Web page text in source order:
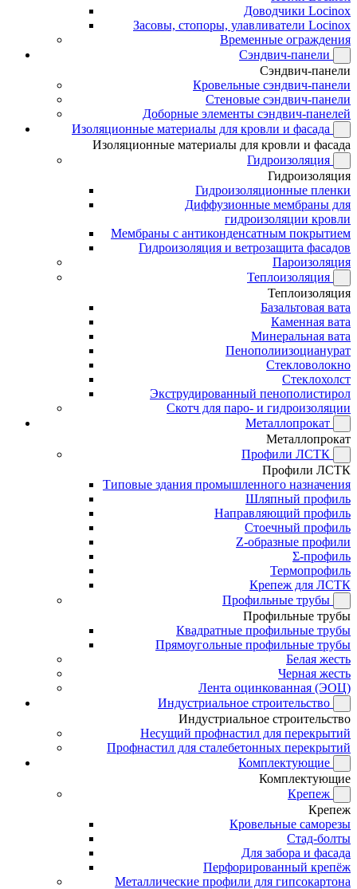
Доводчики Locinox
Засовы, стопоры, улавливатели Locinox
Временные ограждения
Сэндвич-панели
Сэндвич-панели
Кровельные сэндвич-панели
Стеновые сэндвич-панели
Доборные элементы сэндвич-панелей
Изоляционные материалы для кровли и фасада
Изоляционные материалы для кровли и фасада
Гидроизоляция
Гидроизоляция
Гидроизоляционные пленки
Диффузионные мембраны для
гидроизоляции кровли
Мембраны с антиконденсатным покрытием
Гидроизоляция и ветрозащита фасадов
Пароизоляция
Теплоизоляция
Теплоизоляция
Базальтовая вата
Каменная вата
Минеральная вата
Пенополиизоцианурат
Стекловолокно
Стеклохолст
Экструдированный пенополистирол
Скотч для паро- и гидроизоляции
Металлопрокат
Металлопрокат
Профили ЛСТК
Профили ЛСТК
Типовые здания промышленного назначения
Шляпный профиль
Направляющий профиль
Стоечный профиль
Z-образные профили
Σ-профиль
Термопрофиль
Крепеж для ЛСТК
Профильные трубы
Профильные трубы
Квадратные профильные трубы
Прямоугольные профильные трубы
Белая жесть
Черная жесть
Лента оцинкованная (ЭОЦ)
Индустриальное строительство
Индустриальное строительство
Несущий профнастил для перекрытий
Профнастил для сталебетонных перекрытий
Комплектующие
Комплектующие
Крепеж
Крепеж
Кровельные саморезы
Стад-болты
Для забора и фасада
Перфорированный крепёж
Металлические профили для гипсокартона